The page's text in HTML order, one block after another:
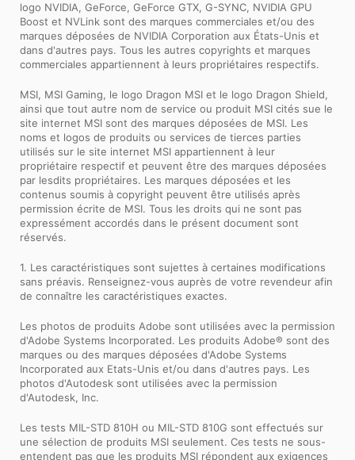
logo NVIDIA, GeForce, GeForce GTX, G-SYNC, NVIDIA GPU
Boost et NVLink sont des marques commerciales et/ou des
marques déposées de NVIDIA Corporation aux États-Unis et
dans d'autres pays. Tous les autres copyrights et marques
commerciales appartiennent à leurs propriétaires respectifs.
MSI, MSI Gaming, le logo Dragon MSI et le logo Dragon Shield,
ainsi que tout autre nom de service ou produit MSI cités sue le
site internet MSI sont des marques déposées de MSI. Les
noms et logos de produits ou services de tierces parties
utilisés sur le site internet MSI appartiennent à leur
propriétaire respectif et peuvent être des marques déposées
par lesdits propriétaires. Les marques déposées et les
contenus soumis à copyright peuvent être utilisés après
permission écrite de MSI. Tous les droits qui ne sont pas
expressément accordés dans le présent document sont
réservés.
1. Les caractéristiques sont sujettes à certaines modifications
sans préavis. Renseignez-vous auprès de votre revendeur afin
de connaître les caractéristiques exactes.
Les photos de produits Adobe sont utilisées avec la permission
d'Adobe Systems Incorporated. Les produits Adobe® sont des
marques ou des marques déposées d'Adobe Systems
Incorporated aux Etats-Unis et/ou dans d'autres pays. Les
photos d'Autodesk sont utilisées avec la permission
d'Autodesk, Inc.
Les tests MIL-STD 810H ou MIL-STD 810G sont effectués sur
une sélection de produits MSI seulement. Ces tests ne sous-
entendent pas que les produits MSI répondent aux exigences